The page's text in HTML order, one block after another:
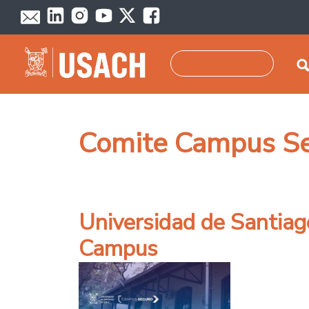
Pasar al contenido principal
Comite Campus
Universidad de
Campus